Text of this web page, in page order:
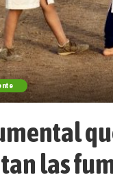
las